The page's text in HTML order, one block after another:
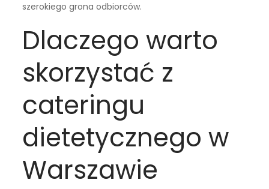
szerokiego grona odbiorców.
Dlaczego warto
skorzystać z
cateringu
dietetycznego w
Warszawie